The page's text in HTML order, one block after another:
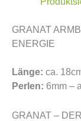
GRANAT
ENERGIE
Länge: ca.
Perlen: 6mm –
GRANAT –